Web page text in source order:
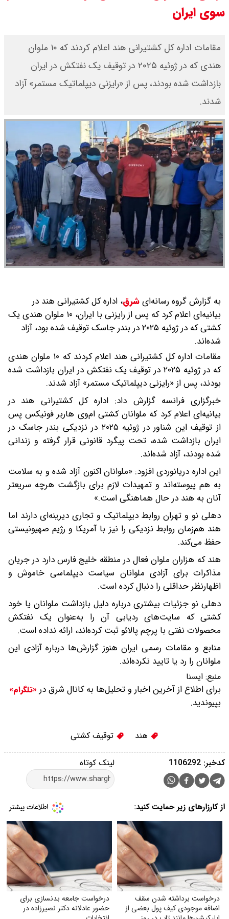
درصد افزایش می دهند
رهبر انقلاب با مسعود پزشکیان دیدار
کرد / درباره مشکلات کشور و تعامل
سوی ایران
مقامات اداره کل کشتیرانی هند اعلام کردند که ۱۰ ملوان
هندی که در ژوئیه ۲۰۲۵ در توقیف یک نفتکش در ایران
بازداشت شده بودند، پس از «رایزنی دیپلماتیک مستمر» آزاد
شدند.
به گزارش گروه رسانه‌ایشرق، اداره کل کشتیرانی هند در
بیانیه‌ای اعلام کرد که پس از رایزنی با ایران، ۱۰ ملوان هندی یک
کشتی که در ژوئیه ۲۰۲۵ در بندر جاسک توقیف شده بود، آزاد
شده‌اند.
مقامات اداره کل کشتیرانی هند اعلام کردند که ۱۰ ملوان هندی
که در ژوئیه ۲۰۲۵ در توقیف یک نفتکش در ایران بازداشت شده
بودند، پس از «رایزنی دیپلماتیک مستمر» آزاد شدند.
خبرگزاری فرانسه گزارش داد: اداره کل کشتیرانی هند در
بیانیه‌ای اعلام کرد که ملوانان کشتی ام‌وی هاربر فونیکس پس
از توقیف این شناور در ژوئیه ۲۰۲۵ در نزدیکی بندر جاسک در
ایران بازداشت شده، تحت پیگرد قانونی قرار گرفته و زندانی
شده بودند، آزاد شده‌اند.
این اداره دریانوردی افزود: «ملوانان اکنون آزاد شده و به سلامت
به هم پیوسته‌اند و تمهیدات لازم برای بازگشت هرچه سریعتر
آنان به هند در حال هماهنگی است.»
دهلی نو و تهران روابط دیپلماتیک و تجاری دیرینه‌ای دارند اما
هند هم‌زمان روابط نزدیکی را نیز با آمریکا و رژیم صهیونیستی
حفظ می‌کند.
هند که هزاران ملوان فعال در منطقه خلیج فارس دارد در جریان
مذاکرات برای آزادی ملوانان سیاست دیپلماسی خاموش و
اظهارنظر حداقلی را دنبال کرده است.
دهلی نو جزئیات بیشتری درباره دلیل بازداشت ملوانان یا خود
کشتی که سایت‌های ردیابی آن را به‌عنوان یک نفتکش
محصولات نفتی با پرچم پالائو ثبت کرده‌اند، ارائه نداده است.
منابع و مقامات رسمی ایران هنوز گزارش‌ها درباره آزادی این
ملوانان را رد یا تایید نکرده‌اند.
منبع: ایسنا
برای اطلاع از آخرین اخبار و تحلیل‌ها به کانال شرق در «تلگرام»
بپیوندید.
هند توقیف کشتی‌
لینک کوتاه کدخبر: 1106292
از کارزارهای زیر حمایت کنید:
درخواست برداشته شدن سقف
اضافه‌ موجودی کیف پول بعضی از
درخواست جامعه بدنسازی برای
حضور عادلانه دکتر نصیرزاده در